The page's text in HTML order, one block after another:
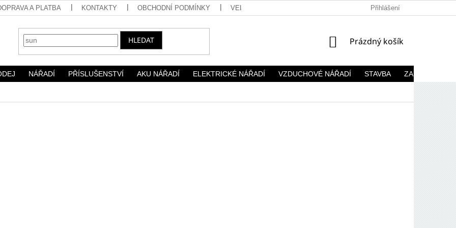
A PLATBA KONTAKTY OBCHODNÍ PODMÍNKY VELKOOBCHOD Přihlášení
HLEDAT
NÁKUPNÍ
Prázdný košík
NÁŘADÍ PŘÍSLUŠENSTVÍ AKU NÁŘADÍ ELEKTRICKÉ NÁŘADÍ VZDUCHOVÉ NÁŘADÍ STAVBA ZAHRADA